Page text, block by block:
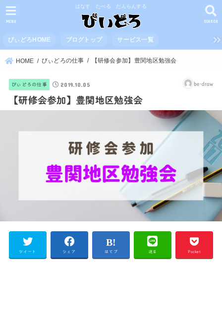
はなす たべる だんらんする
SEARCH
MENU
びぃどろHOME ブログトップ サービス一覧
HOME びぃどろの仕事 【研修会参加】豊関地区勉強会
びぃどろの仕事 2019.10.05 be-draw
【研修会参加】豊関地区勉強会
ツイート シェア はてブ 送る Pocket